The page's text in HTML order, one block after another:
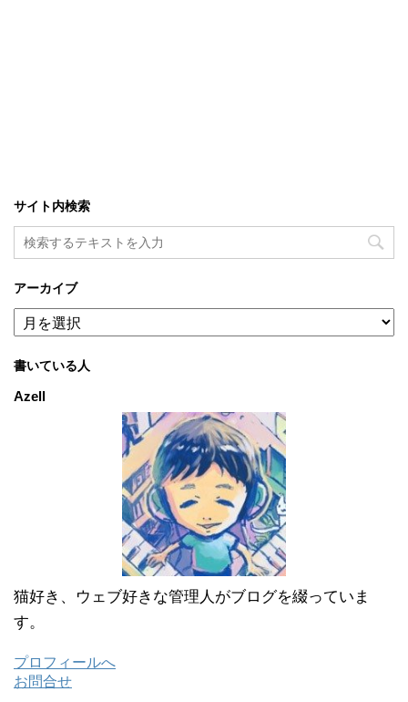
サイト内検索
アーカイブ
ア
ー
イ
ブ
書いている人
Azell
猫好き、ウェブ好きな管理人がブログを綴っていま
す。
プロフィールへ
お問合せ